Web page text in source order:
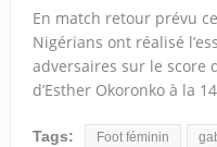
En match retour prévu
Nigérians ont réalisé
adversaires sur le score
d’Esther Okoronko à la
Tags: Foot féminin